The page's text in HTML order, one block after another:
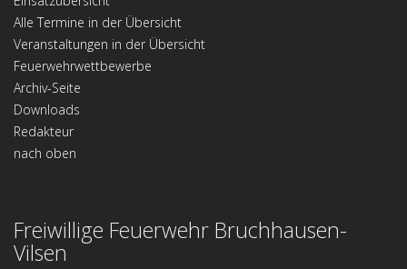
Alle Termine in der Übersicht
Veranstaltungen in der Übersicht
Feuerwehrwettbewerbe
Archiv-Seite
Downloads
Redakteur
nach oben
Freiwillige Feuerwehr Bruchhausen-
Vilsen